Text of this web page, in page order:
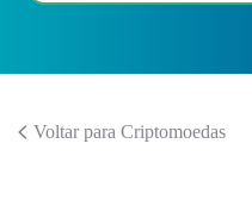
Voltar para Criptomoedas